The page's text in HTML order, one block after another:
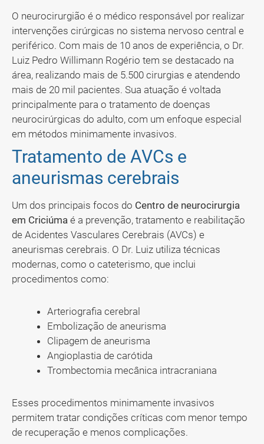
O neurocirurgião é o médico responsável por realizar
intervenções cirúrgicas no sistema nervoso central e
periférico. Com mais de 10 anos de experiência, o Dr.
Luiz Pedro Willimann Rogério tem se destacado na
área, realizando mais de 5.500 cirurgias e atendendo
mais de 20 mil pacientes. Sua atuação é voltada
principalmente para o tratamento de doenças
neurocirúrgicas do adulto, com um enfoque especial
em métodos minimamente invasivos.
Tratamento de AVCs e
aneurismas cerebrais
Um dos principais focos do Centro de neurocirurgia
em Criciúma é a prevenção, tratamento e reabilitação
de Acidentes Vasculares Cerebrais (AVCs) e
aneurismas cerebrais. O Dr. Luiz utiliza técnicas
modernas, como o cateterismo, que inclui
procedimentos como:
Arteriografia cerebral
Embolização de aneurisma
Clipagem de aneurisma
Angioplastia de carótida
Trombectomia mecânica intracraniana
Esses procedimentos minimamente invasivos
permitem tratar condições críticas com menor tempo
de recuperação e menos complicações.